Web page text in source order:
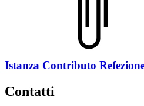
Istanza Contributo
Contatti